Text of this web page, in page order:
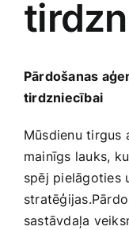
Medicīnas preces
Pārtikas preces
Preces birojam
Pārdošanas
tirdzniecībai
Mūsdienu tirgus
mainīgs lauks,
spēj pielāgoties
‌sastāvdaļa